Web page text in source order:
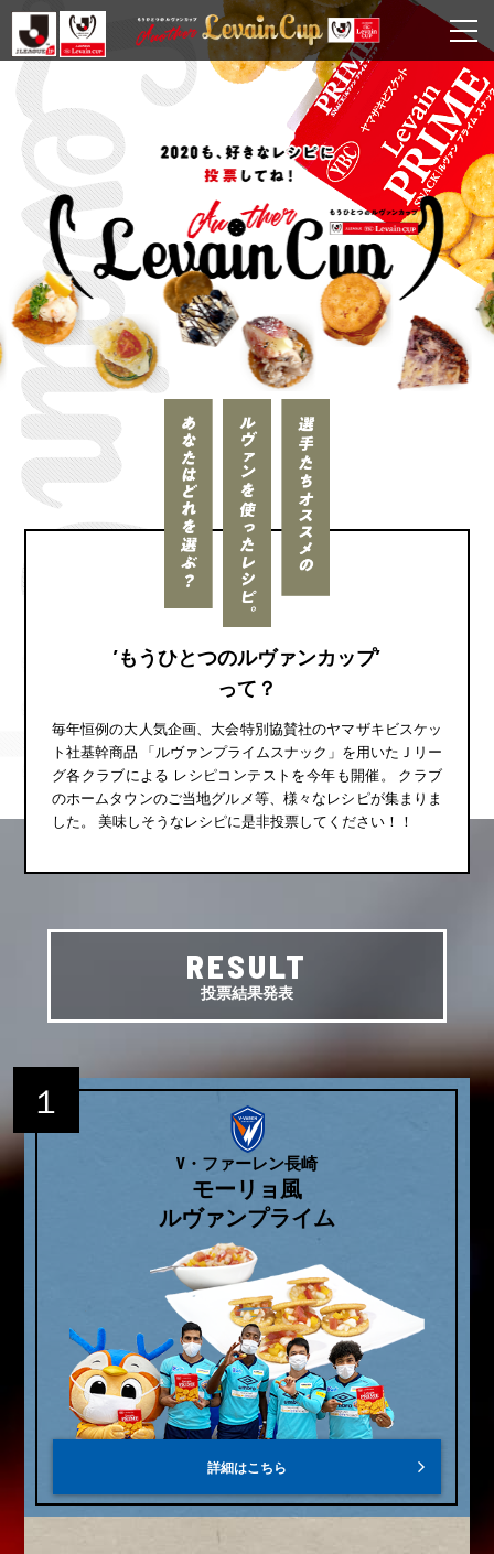
’もうひとつのルヴァンカップ’
って？
毎年恒例の大人気企画、大会特別協賛社のヤマザキビスケッ
ト社基幹商品 「ルヴァンプライムスナック」を用いたＪリー
グ各クラブによる レシピコンテストを今年も開催。
クラブ
のホームタウンのご当地グルメ等、様々なレシピが集まりま
した。
美味しそうなレシピに是非投票してください！！
RESULT
投票結果発表
１
V・ファーレン長崎
モーリョ風
ルヴァンプライム
詳細はこちら